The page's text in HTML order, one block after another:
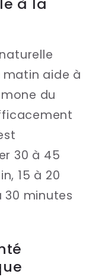
à la
aide à
du
30 à 45
15 à 20
30 minutes